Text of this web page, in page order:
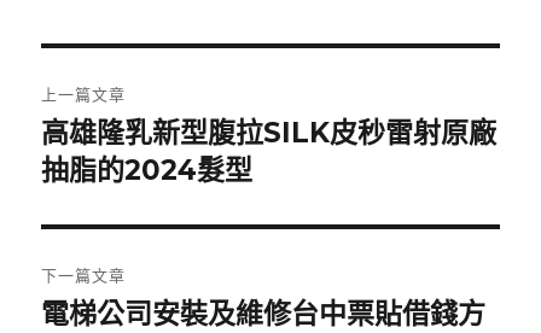
章
導
覽
上一篇文章
上
一
文
章:
高雄隆乳新型腹拉SILK皮秒雷射原廠
抽脂的2024髮型
下一篇文章
下
電梯公司安裝及維修台中票貼借錢方